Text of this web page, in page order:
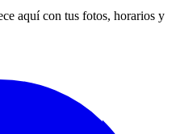
aquí con tus fotos, horarios y